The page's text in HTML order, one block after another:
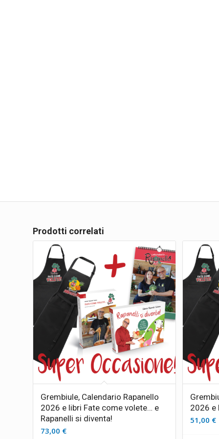
Prodotti correlati
Grembiule, Calendario Rapanello
2026 e libri Fate come volete… e
Rapanelli si diventa!
73,00 €
2026 e
51,00 €